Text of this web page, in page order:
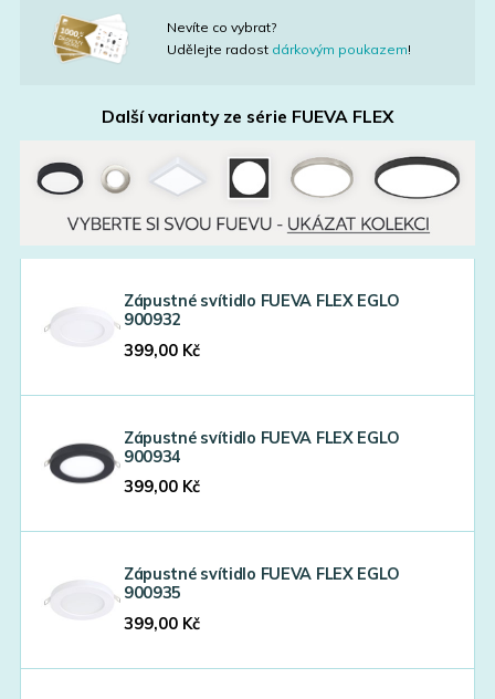
Nevíte co vybrat?
Udělejte radost dárkovým poukazem!
Další varianty ze série FUEVA FLEX
Zápustné svítidlo FUEVA FLEX EGLO
900932
399,00 Kč
Zápustné svítidlo FUEVA FLEX EGLO
900934
399,00 Kč
Zápustné svítidlo FUEVA FLEX EGLO
900935
399,00 Kč